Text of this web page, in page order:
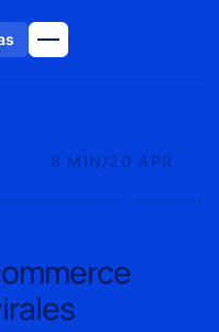
8 MIN /20 APR